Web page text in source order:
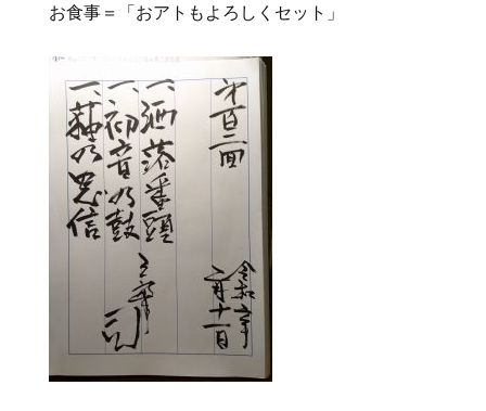
お食事＝「おアトもよろしくセット」